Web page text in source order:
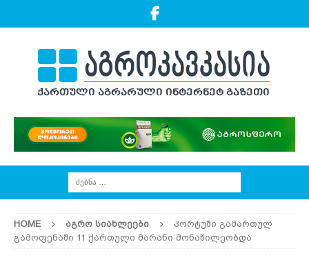
HOME ᲐᲒᲠᲝ ᲡᲘᲐᲮᲚᲔᲔᲑᲘ
პორტუში გამართულ
გამოფენაში 11 ქართული მარანი მონაწილეობდა